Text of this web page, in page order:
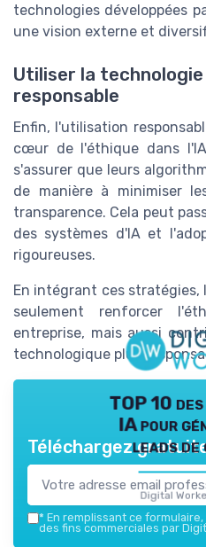
technologies développées
une vision externe et
Utiliser la
responsable
Enfin, l'utilisation
cœur de l'éthique dans
s'assurer que leurs
de manière à minimiser
transparence. Cela peut
des systèmes d'IA et
rigoureuses.
En intégrant ces
seulement renforcer
entreprise, mais aussi
technologique plus
TOP 10
IA pour
leads
Digital
Téléchargez
* En remplissant ce formulaire,
des fins commerciales par